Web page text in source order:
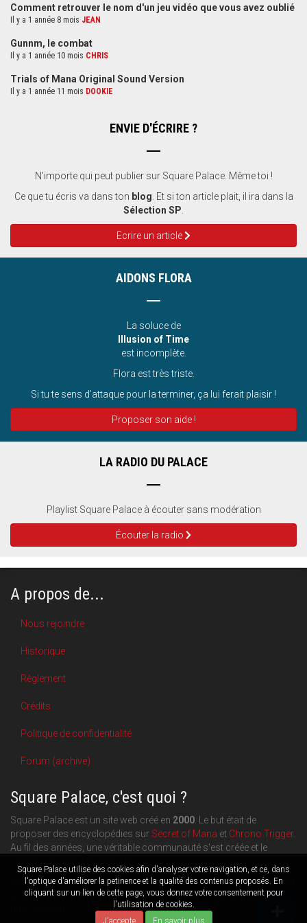
Square Palace utilise des cookies afin d'analyser votre navigation, et ce, dans
l'optique d'améliorer la petinence et la qualité des contenus proposés. En
cliquant sur un lien de cette page, vous donnez votre consentement pour
l'utilisation de cookies.
J'accepte
En savoir plus
Comment retrouver le nom d'un jeu vidéo que vous avez oublié
Il y a 1 année 8 mois JEAN
Gunnm, le combat
Il y a 1 année 10 mois CHRIS
Trials of Mana Original Sound Version
Il y a 1 année 11 mois DOOKIE
ENVIE D'ÉCRIRE ?
N'importe qui peut publier sur Square Palace. Même toi !
Ce que tu écris va dans ton blog . Et si ton article plait, il ira dans la
Sélection SP
Ecrire un article
AIDONS FLORA
La soluce de
Illusion of Time
est incomplète.
Flora est très triste.
Si tu te sens d’attaque pour la terminer, ça lui ferait plaisir !
Proposer son aide !
LA RADIO DU PALACE
Playlist Square Palace à écouter sans modération
Écouter la radio
A propos de...
Nous rejoindre
Historique
Règlement
Crédits
Politique de confidentialité
Forum (archive)
Square Palace, c'est quoi ?
Square Palace est un site web créé en 2000 . Le but était de
proposer des encyclopédies sur Secret of Mana et Chrono Trigger.
Au fil des années, une véritable communauté s'est créée et le
Aujourd'hui, Square Palace c'est aussi une plateforme de blogging
orientéeRPG, Retrogamingetculture geek: chacun publie ce